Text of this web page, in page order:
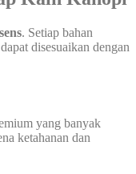
. Setiap bahan
disesuaikan dengan
yang banyak
ketahanan dan